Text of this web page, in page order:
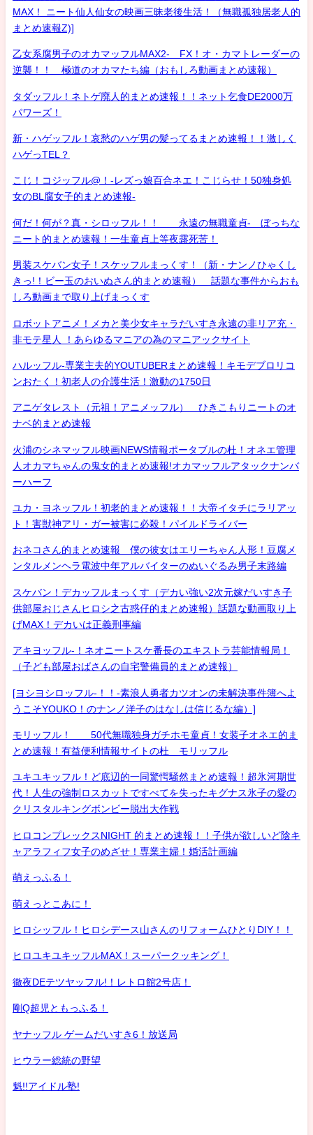
MAX！ ニート仙人仙女の映画三昧老後生活！（無職孤独居老人的
まとめ速報Z)]
乙女系腐男子のオカマッフルMAX2- FX！オ・カマトレーダーの
逆襲！！ 極道のオカマたち編（おもしろ動画まとめ速報）
タダッフル！ネトゲ廃人的まとめ速報！！ネット乞食DE2000万
パワーズ！
新・ハゲッフル！哀愁のハゲ男の髪ってるまとめ速報！！激しく
ハゲっTEL？
こじ！コジッフル@！-レズっ娘百合ネエ！こじらせ！50独身処
女のBL腐女子的まとめ速報-
何だ！何が？真・シロッフル！！ 永遠の無職童貞- ぼっちな
ニート的まとめ速報！一生童貞上等夜露死苦！
男装スケバン女子！スケッフルまっくす！（新・ナンノひゃくし
きっ!！ビー玉のおいぬさん的まとめ速報） 話題な事件からおも
しろ動画まで取り上げまっくす
ロボットアニメ！メカと美少女キャラだいすき永遠の非リア充・
非モテ星人 ！あらゆるマニアの為のマニアックサイト
ハルッフル-専業主夫的YOUTUBERまとめ速報！キモデブロリコ
ンおたく！初老人の介護生活！激動の1750日
アニゲタレスト（元祖！アニメッフル） ひきこもりニートのオ
ナベ的まとめ速報
火浦のシネマッフル映画NEWS情報ポータブルの杜！オネエ管理
人オカマちゃんの鬼女的まとめ速報!オカマッフルアタックナンバ
ーハーフ
ユカ・ヨネッフル！初老的まとめ速報！！大帝イタチにラリアッ
ト！害獣神アリ・ガー被害に必殺！パイルドライバー
おネコさん的まとめ速報 僕の彼女はエリーちゃん人形！豆腐メ
ンタルメンヘラ電波中年アルバイターのぬいぐるみ男子末路編
スケバン！デカッフルまっくす（デカい強い2次元嫁だいすき子
供部屋おじさんヒロシ之古惑仔的まとめ速報）話題な動画取り上
げMAX！デカいは正義刑事編
アキヨッフル-！ネオニートスケ番長のエキストラ芸能情報局！
（子ども部屋おばさんの自宅警備員的まとめ速報）
[ヨシヨシロッフル-！！-素浪人勇者カツオンの未解決事件簿へよ
うこそYOUKO！のナンノ洋子のはなしは信じるな編）]
モリッフル！ 50代無職独身ガチホモ童貞！女装子オネエ的ま
とめ速報！有益便利情報サイトの杜 モリッフル
ユキユキッフル！ど底辺的一同驚愕騒然まとめ速報！超氷河期世
代！人生の強制ロスカットですべてを失ったキグナス氷子の愛の
クリスタルキングボンビー脱出大作戦
ヒロコンプレックスNIGHT 的まとめ速報！！子供が欲しいど陰キ
ャアラフィフ女子のめざせ！専業主婦！婚活計画編
萌えっふる！
萌えっとこあに！
ヒロシッフル！ヒロシデース山さんのリフォームひとりDIY！！
ヒロユキユキッフルMAX！スーパークッキング！
徹夜DEテツヤッフル!！レトロ館2号店！
剛Q超児ともっふる！
ヤナッフル ゲームだいすき6！放送局
ヒウラー総統の野望
魁!!アイドル塾!